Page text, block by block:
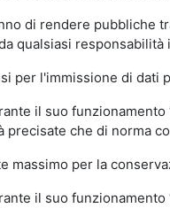
di rendere pubbliche
qualsiasi
per l'immissione di
il suo
che di norma
per la
il suo